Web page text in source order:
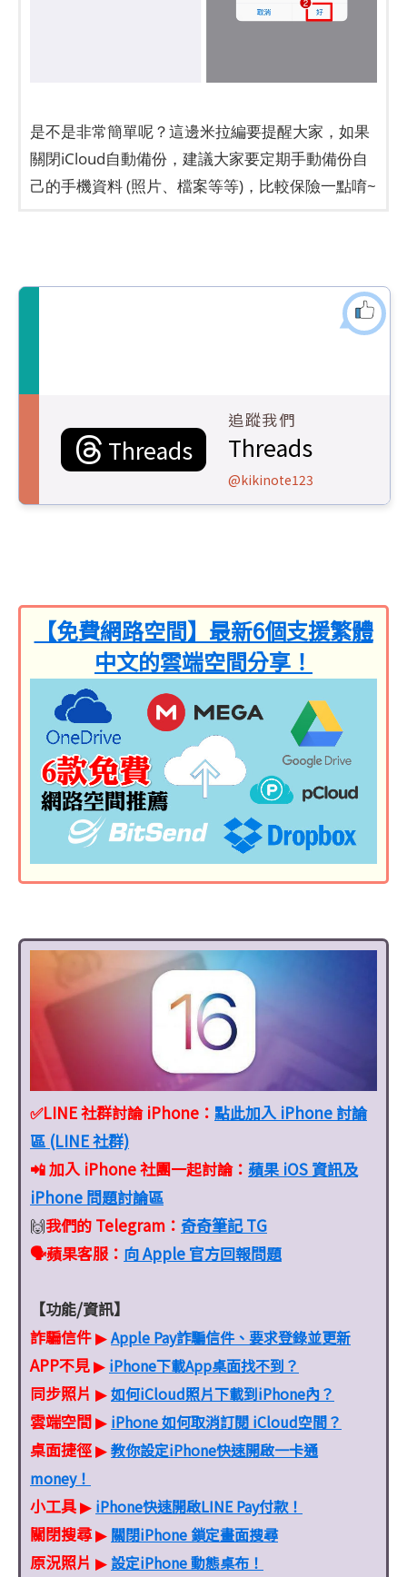
是不是非常簡單呢？這邊米拉編要提醒大家，如果
關閉iCloud自動備份，建議大家要定期手動備份自
己的手機資料 (照片、檔案等等)，比較保險一點唷~
Threads
追蹤我們
Threads
@kikinote123
【免費網路空間】最新6個支援繁體
中文的雲端空間分享！
✅LINE 社群討論 iPhone： 點此加入 iPhone 討論
區 (LINE 社群)
📲 加入 iPhone 社團一起討論： 蘋果 iOS 資訊及
iPhone 問題討論區
🙌我們的 Telegram： 奇奇筆記 TG
🗣️蘋果客服 ： 向 Apple 官方回報問題
【功能/資訊】
詐騙信件▶Apple Pay詐騙信件、要求登錄並更新
APP不見▶ iPhone下載App桌面找不到？
同步照片 ▶如何iCloud照片下載到iPhone內？
雲端空間▶ iPhone 如何取消訂閱 iCloud空間？
桌面捷徑▶教你設定iPhone快速開啟一卡通
money！
小工具▶ iPhone快速開啟LINE Pay付款！
關閉搜尋▶ 關閉iPhone 鎖定畫面搜尋
原況照片 ▶ 設定iPhone 動態桌布！